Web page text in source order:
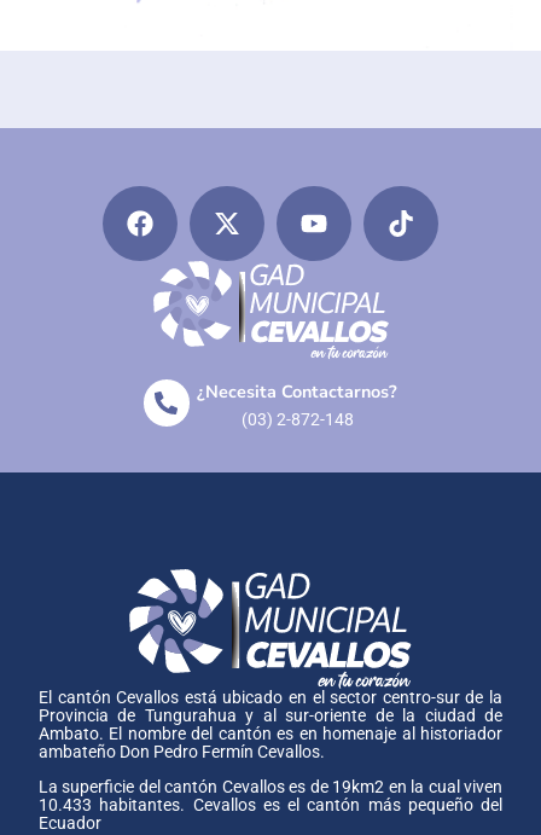
¿Necesita Contactarnos?
(03) 2-872-148
El cantón Cevallos está ubicado en el sector centro-sur de la
Provincia de Tungurahua y al sur-oriente de la ciudad de
Ambato. El nombre del cantón es en homenaje al historiador
ambateño Don Pedro Fermín Cevallos.
La superficie del cantón Cevallos es de 19km2 en la cual viven
10.433 habitantes. Cevallos es el cantón más pequeño del
Ecuador